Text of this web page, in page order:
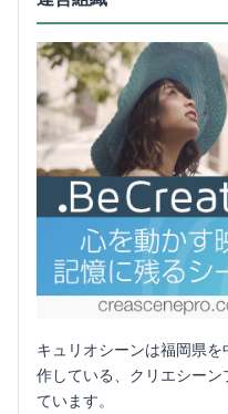
キュリオシーンは福岡県
作している、クリエシー
ています。